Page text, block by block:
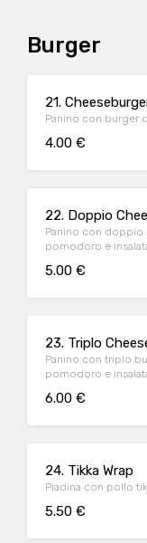
Burger
21.
Panino con burger
4.00 €
22. Doppio
Panino con
pomodoro e
5.00 €
23. Triplo
Panino con triplo
pomodoro e
6.00 €
24. Tikka Wrap
Piadina con pollo
5.50 €